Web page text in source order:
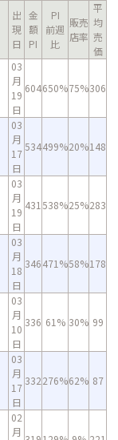
出
現
日
金
額
PI
PI
前週
比
販売
店率
平
均
売
価
03
月
19
日
604650%75%306
03
月
17
日
534499%20%148
03
月
19
日
431 538%25%283
03
月
18
日
346471%58%178
03
月
10
日
336 61% 30% 99
03
月
17
日
332276%62% 87
02
月